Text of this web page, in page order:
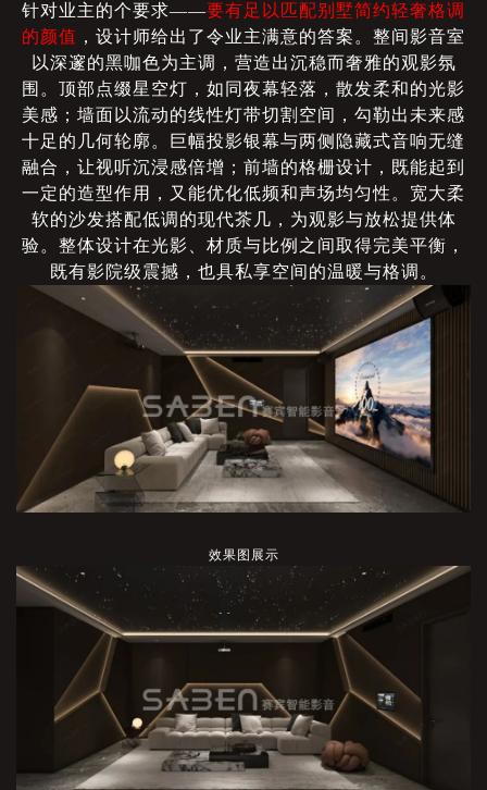
针对业主的个要求——要有足以匹配别墅简约轻奢格调
的颜值 ，设计师给出了令业主满意的答案。整间影音室
以深邃的黑咖色为主调，营造出沉稳而奢雅的观影氛
围。顶部点缀星空灯，如同夜幕轻落，散发柔和的光影
美感；墙面以流动的线性灯带切割空间，勾勒出未来感
十足的几何轮廓。巨幅投影银幕与两侧隐藏式音响无缝
融合，让视听沉浸感倍增；前墙的格栅设计，既能起到
一定的造型作用，又能优化低频和声场均匀性。宽大柔
软的沙发搭配低调的现代茶几，为观影与放松提供体
验。整体设计在光影、材质与比例之间取得完美平衡，
既有影院级震撼，也具私享空间的温暖与格调。
效果图展示